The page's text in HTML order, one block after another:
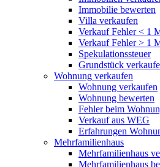
Immobilie bewerten
Villa verkaufen
Verkauf Fehler < 1
Verkauf Fehler > 1
Spekulationssteuer
Grundstück
Wohnung verkaufen
Wohnung verkaufen
Wohnung bewerten
Fehler beim
Verkauf aus WEG
Erfahrungen
Mehrfamilienhaus
Mehrfamilienhaus
Mehrfamilienhaus